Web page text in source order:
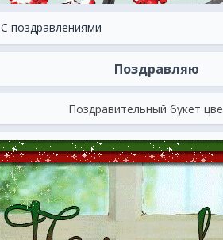
С поздравлениями
Поздравляю
Поздравительный букет